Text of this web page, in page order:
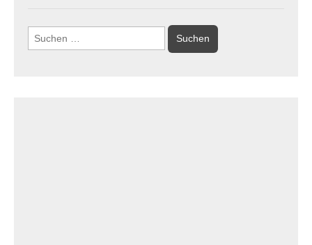
Suchen
nach: